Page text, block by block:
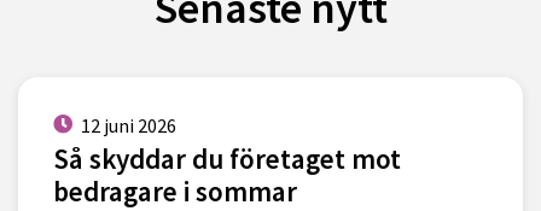
12 juni 2026
Så skyddar du företaget mot
bedragare i sommar